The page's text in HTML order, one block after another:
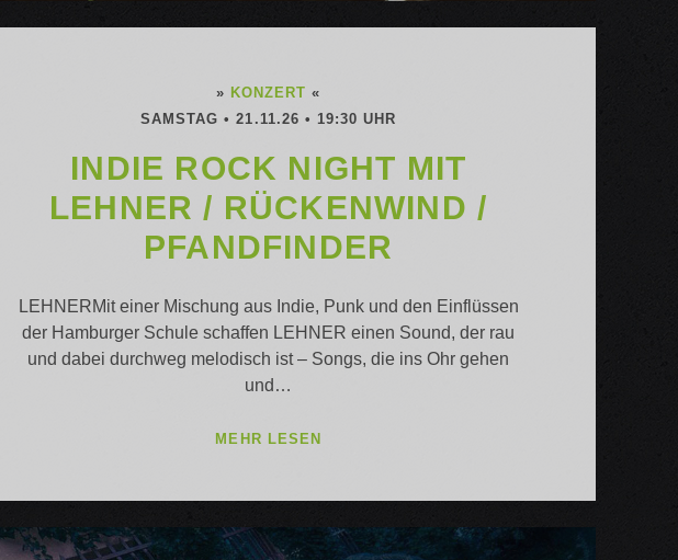
» KONZERT «
SAMSTAG • 21.11.26 • 19:30 UHR
INDIE ROCK NIGHT MIT
LEHNER / RÜCKENWIND /
PFANDFINDER
LEHNERMit einer Mischung aus Indie, Punk und den Einflüssen
der Hamburger Schule schaffen LEHNER einen Sound, der rau
und dabei durchweg melodisch ist – Songs, die ins Ohr gehen
und…
MEHR LESENINDIE
LEHNER